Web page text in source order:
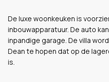
De luxe woonkeuken is
inbouwapparatuur. De auto
inpandige garage. De villa
Dean te hopen dat op de
is.